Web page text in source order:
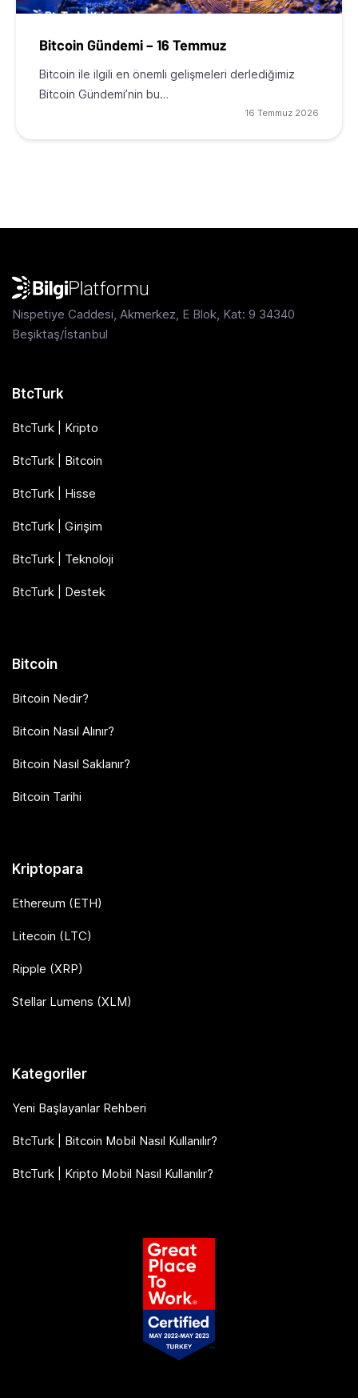
Bitcoin Gündemi – 16 Temmuz
Bitcoin ile ilgili en önemli gelişmeleri derlediğimiz
Bitcoin Gündemi’nin bu…
16 Temmuz 2026
Nispetiye Caddesi, Akmerkez, E Blok, Kat: 9 34340
Beşiktaş/İstanbul
BtcTurk
BtcTurk | Kripto
BtcTurk | Bitcoin
BtcTurk | Hisse
BtcTurk | Girişim
BtcTurk | Teknoloji
BtcTurk | Destek
Bitcoin
Bitcoin Nedir?
Bitcoin Nasıl Alınır?
Bitcoin Nasıl Saklanır?
Bitcoin Tarihi
Kriptopara
Ethereum (ETH)
Litecoin (LTC)
Ripple (XRP)
Stellar Lumens (XLM)
Kategoriler
Yeni Başlayanlar Rehberi
BtcTurk | Bitcoin Mobil Nasıl Kullanılır?
BtcTurk | Kripto Mobil Nasıl Kullanılır?